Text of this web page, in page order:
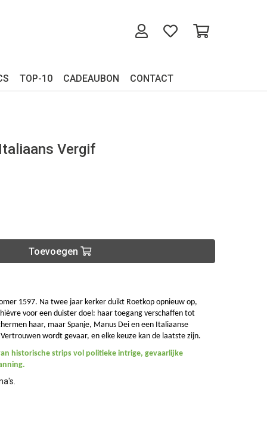
TOP-10 CADEAUBON CONTACT
Vergif
Toevoegen
1597. Na twee jaar kerker duikt Roetkop opnieuw op,
voor een duister doel: haar toegang verschaffen tot
haar, maar Spanje, Manus Dei en een Italiaanse
wordt gevaar, en elke keuze kan de laatste zijn.
historische strips vol politieke intrige, gevaarlijke